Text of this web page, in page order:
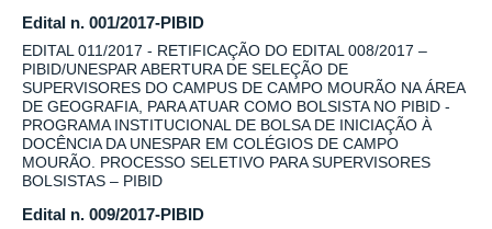
Edital n. 001/2017-PIBID
EDITAL 011/2017 - RETIFICAÇÃO DO EDITAL 008/2017 –
PIBID/UNESPAR ABERTURA DE SELEÇÃO DE
SUPERVISORES DO CAMPUS DE CAMPO MOURÃO NA ÁREA
DE GEOGRAFIA, PARA ATUAR COMO BOLSISTA NO PIBID -
PROGRAMA INSTITUCIONAL DE BOLSA DE INICIAÇÃO À
DOCÊNCIA DA UNESPAR EM COLÉGIOS DE CAMPO
MOURÃO. PROCESSO SELETIVO PARA SUPERVISORES
BOLSISTAS – PIBID
Edital n. 009/2017-PIBID